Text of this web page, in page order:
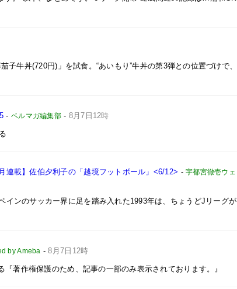
牛丼(720円)」を試食。“あいもり”牛丼の第3弾との位置づけで、
-ベルマガ編集部- 8月7日12時
連載】佐伯夕利子の「越境フットボール」<6/12> -宇都宮徹壱ウェ
ンのサッカー界に足を踏み入れた1993年は、ちょうどJリーグが
by Ameba -8月7日12時
著作権保護のため、記事の一部のみ表示されております。』